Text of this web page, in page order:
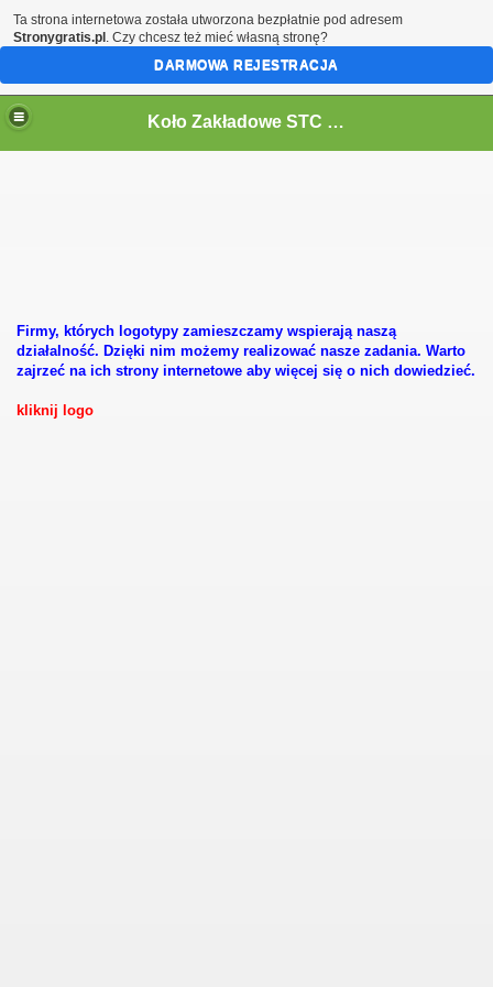
Koło Zakładowe STC - Cukrownia Krasnystaw - KSC Polski Cukier
Firmy, których logotypy zamieszczamy wspierają naszą
działalność. Dzięki nim możemy realizować nasze zadania. Warto
zajrzeć na ich strony internetowe aby więcej się o nich dowiedzieć.
kliknij logo
Ta strona internetowa została utworzona bezpłatnie pod adresem
Stronygratis.pl . Czy chcesz też mieć własną stronę?
DARMOWA REJESTRACJA